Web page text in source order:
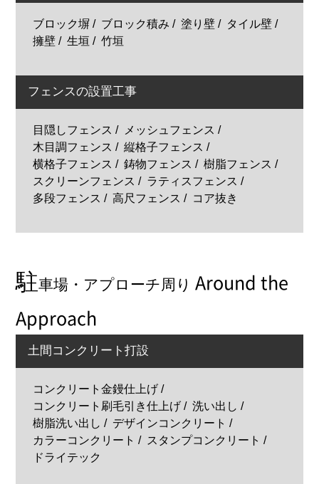
ブロック塀 ブロック積み 塗り壁
タイル壁
擁壁
生垣 竹垣
フェンスの設置工事
目隠しフェンス
メッシュフェンス
木目調フェンス
縦格子フェンス
横格子フェンス
鋳物フェンス
樹脂フェンス
スクリーンフェンス
ラティスフェンス
多段フェンス
高尺フェンス コア抜き
駐車場・アプローチ周りAround the
Approach
土間コンクリート打設
コンクリート金鏝仕上げ
コンクリート刷毛引き仕上げ
洗い出し
樹脂洗い出し
デザインコンクリート
カラーコンクリート
スタンプコンクリート
ドライテック